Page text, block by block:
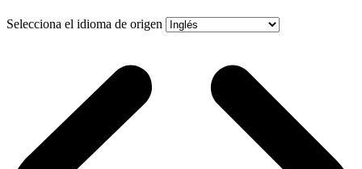
Selecciona el idioma de origen